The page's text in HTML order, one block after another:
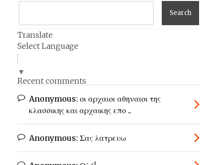
Translate
Select Language
▼
Recent comments
Anonymous: οι αρχαιοι αθηναιοι της
κλασσικης και αρχαικης επο ...
Anonymous: Σας λατρευω